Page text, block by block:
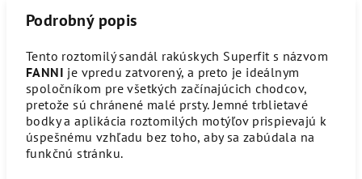
Podrobný popis
Tento roztomilý sandál rakúskych Superfit s názvom
FANNI je vpredu zatvorený, a preto je ideálnym
spoločníkom pre všetkých začínajúcich chodcov,
pretože sú chránené malé prsty. Jemné trblietavé
bodky a aplikácia roztomilých motýľov prispievajú k
úspešnému vzhľadu bez toho, aby sa zabúdala na
funkčnú stránku.